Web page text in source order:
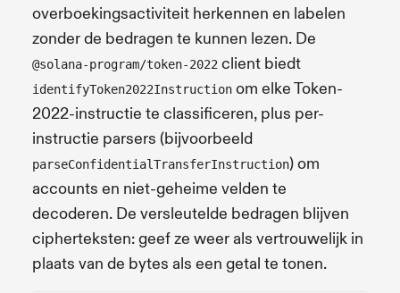
overboekingsactiviteit herkennen en labelen
zonder de bedragen te kunnen lezen. De
@solana-program/token-2022 client biedt
identifyToken2022Instruction om elke Token-
2022-instructie te classificeren, plus per-
instructie parsers (bijvoorbeeld
parseConfidentialTransferInstruction) om
accounts en niet-geheime velden te
decoderen. De versleutelde bedragen blijven
cipherteksten: geef ze weer als vertrouwelijk in
plaats van de bytes als een getal te tonen.